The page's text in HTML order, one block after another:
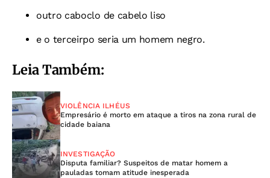
outro caboclo de cabelo liso
e o terceirpo seria um homem negro.
Leia Também:
VIOLÊNCIA ILHÉUS
Empresário é morto em ataque a tiros na zona rural de
cidade baiana
INVESTIGAÇÃO
Disputa familiar? Suspeitos de matar homem a
pauladas tomam atitude inesperada